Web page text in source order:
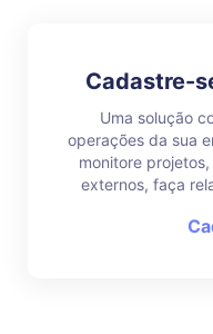
Cadastre-
Uma solução
operações da sua
monitore
externos, faça